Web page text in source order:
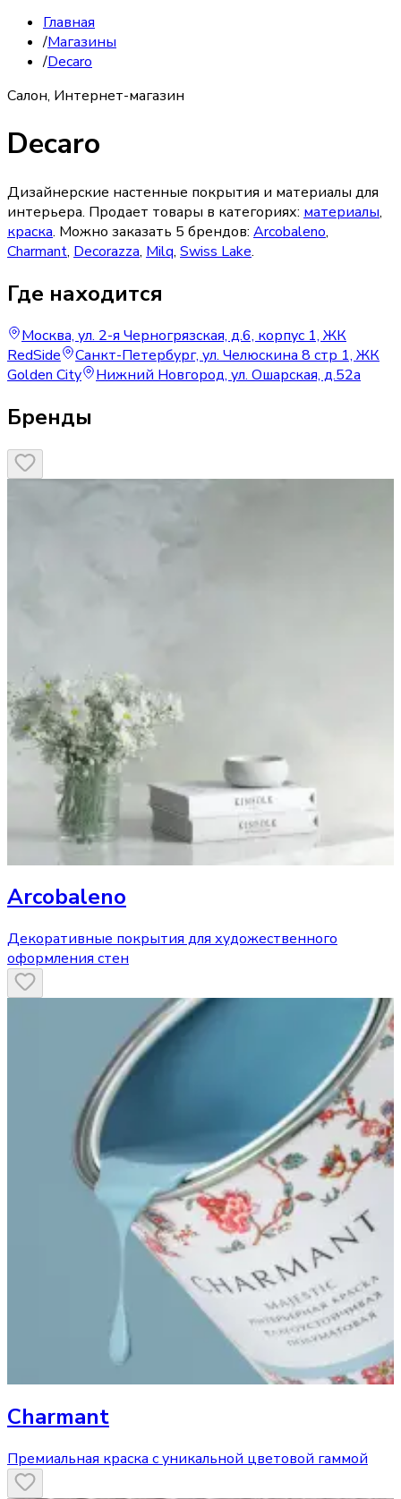
Главная
/Магазины
/Decaro
Салон, Интернет-магазин
Decaro
Дизайнерские настенные покрытия и материалы для
интерьера. Продает товары в категориях: материалы,
краска. Можно заказать 5 брендов: Arcobaleno,
Charmant, Decorazza, Milq, Swiss Lake.
Где находится
Москва, ул. 2-я Черногрязская, д.6, корпус 1, ЖК
RedSide
Санкт-Петербург, ул. Челюскина 8 стр 1, ЖК
Golden City
Нижний Новгород, ул. Ошарская, д.52а
Бренды
Arcobaleno
Декоративные покрытия для художественного
оформления стен
Charmant
Премиальная краска с уникальной цветовой гаммой